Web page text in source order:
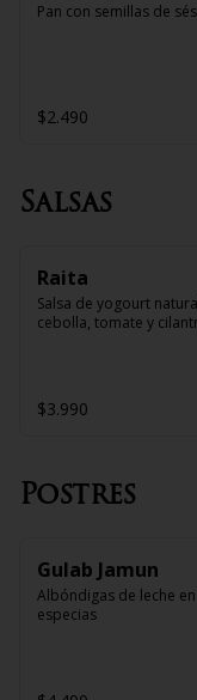
Pan con semillas de
$2.490
Salsas
Raita
Salsa de yogourt
cebolla, tomate y
$3.990
Postres
Gulab Jamun
Albóndigas de leche
especias